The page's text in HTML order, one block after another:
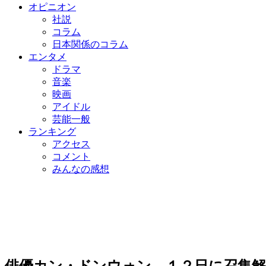
オピニオン
社説
コラム
日本関係のコラム
エンタメ
ドラマ
音楽
映画
アイドル
芸能一般
ランキング
アクセス
コメント
みんなの感想